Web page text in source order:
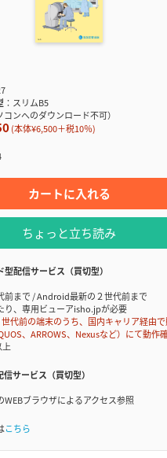
スリムB5
コンへのダウンロード不可）
(本体¥6,500＋税10％)
カートに入れる
ちょっと立ち読み
配信サービス（買切型）
前まで / Android最新の２世代前まで
、専用ビューアisho.jpが必要
前の端末のうち、国内キャリア経由で
、ARROWS、Nexusなど）にて動作
上
サービス（買切型）
ブラウザによるアクセス参照
こちら